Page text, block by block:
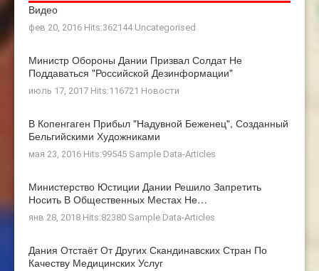
Видео
фев 20, 2016 Hits:362144 Uncategorised
Министр Обороны Дании Призвал Солдат Не
Поддаваться "российской Дезинформации"
июль 17, 2017 Hits:116721 Новости
В Копенгаген Прибыл "Надувной Беженец", Созданный
Бельгийскими Художниками
мая 23, 2016 Hits:99545 Sample Data-Articles
Министерство Юстиции Дании Решило Запретить
Носить В Общественных Местах Не…
янв 28, 2018 Hits:82380 Sample Data-Articles
Дания Отстаёт От Других Скандинавских Стран По
Качеству Медицинских Услуг